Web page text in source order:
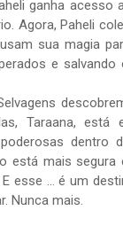
ganha acesso
Agora, Paheli
sua magia
e
Taraana, está
dentro
está mais segura
esse ... é um
Nunca mais.